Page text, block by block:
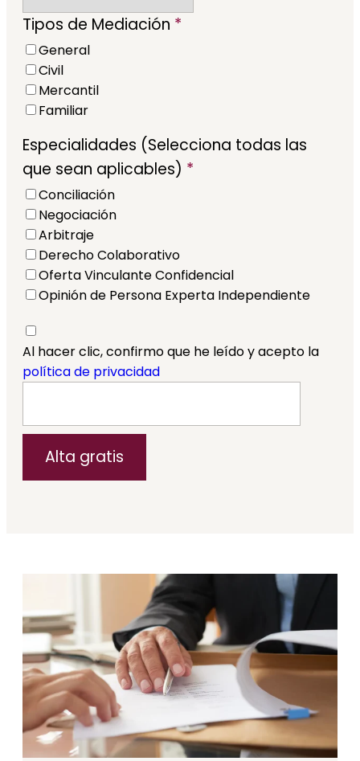
Tipos de Mediación *
General
Civil
Mercantil
Familiar
Especialidades (Selecciona todas las
que sean aplicables) *
Conciliación
Negociación
Arbitraje
Derecho Colaborativo
Oferta Vinculante Confidencial
Opinión de Persona Experta Independiente
Al hacer clic, confirmo que he leído y acepto la
política de privacidad
Alta gratis